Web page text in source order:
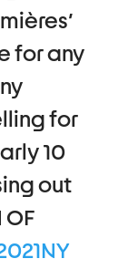
for any
for
10
out
OF